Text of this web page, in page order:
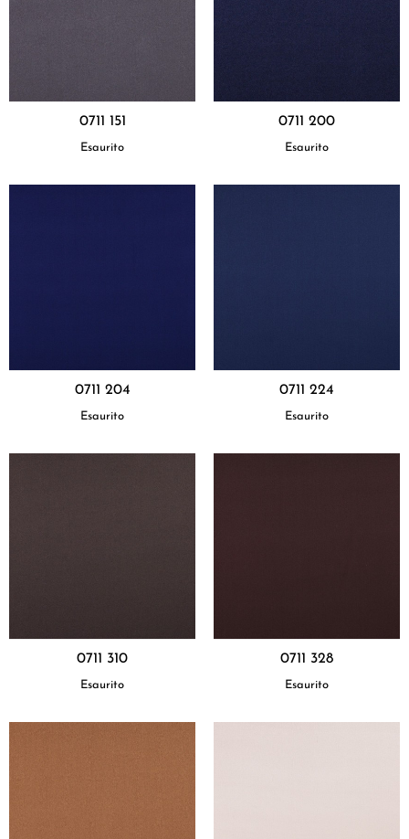
0711 151
Esaurito
0711 200
Esaurito
0711 204
Esaurito
0711 224
Esaurito
0711 310
Esaurito
0711 328
Esaurito